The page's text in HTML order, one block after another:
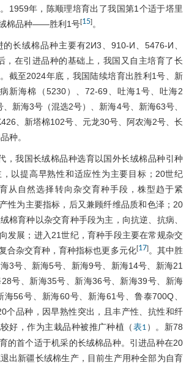
1959年，陈顺理培育出了我国第1个适于塔里
棉品种——胜利1号[15]。
的长绒棉品种主要有2И3、910-И、5476-И、
，在引进品种的基础上，我国又自主培育了长
。截至2024年底，我国陆续培育出胜利1号、新
新海棉（5230）、72-69、吐海1号、吐海2
新海3号（混选2号）、新海4号、新海63号、
、新塔棉102号、元龙30号、阿农海2号、长
种。
，我国长绒棉品种选育以国外长绒棉品种引种
以提高早熟性和适应性为主要目标；20世纪
从自然选择转向杂交育种手段，株型趋于紧
性为主要指标，后又兼顾纤维品质和色泽；20
棉育种以杂交育种手段为主，向抗逆、抗病、
发展；进入21世纪，育种手段主要在常规杂交
合杂交育种，育种指标也更多元化[17]。其中胜
3号、新海5号、新海9号、新海14号、新海21
号、新海35号、新海36号、新海39号、新海
56号、新海60号、新海61号、鲁泰700Q、
个品种，因早熟性突出，且丰产性、抗性和纤
好，作为主栽品种被推广种植（ 表1 ）。新78
的首个适于机采的长绒棉品种。引进品种在20
出新疆长绒棉生产，目前生产用种全部为自育